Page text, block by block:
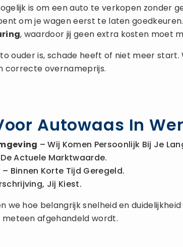
is om een auto te verkopen zonder
om je wagen eerst te laten
, waardoor jij geen extra kosten moet
ouder is, schade heeft of niet meer
correcte overnameprijs.
Autowaas In
– Wij Komen Persoonlijk Bij Je
Actuele Marktwaarde.
– Binnen Korte Tijd Geregeld.
Jij Kiest.
we hoe belangrijk snelheid en
afgehandeld wordt.